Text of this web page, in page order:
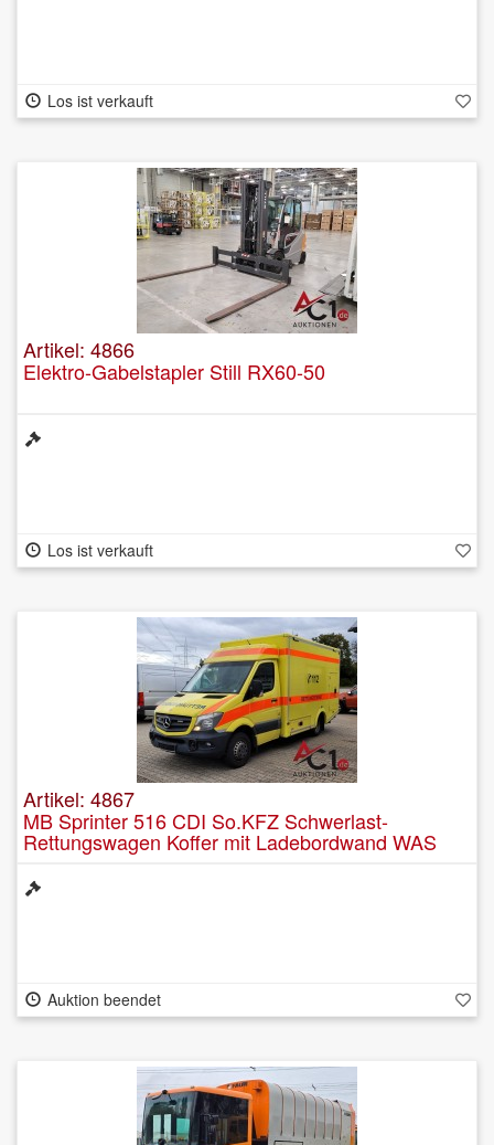
Los ist verkauft
Artikel: 4866
Elektro-Gabelstapler Still RX60-50
Los ist verkauft
Artikel: 4867
MB Sprinter 516 CDI So.KFZ Schwerlast-
Rettungswagen Koffer mit Ladebordwand WAS
Auktion beendet